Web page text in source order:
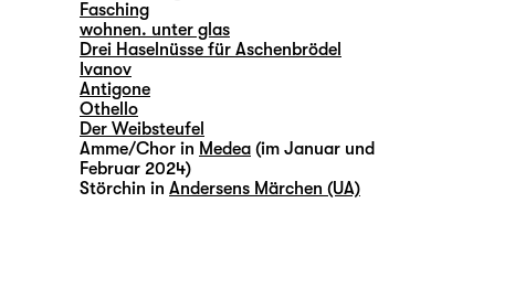
Fasching
wohnen. unter glas
Drei Haselnüsse für Aschenbrödel
Ivanov
Antigone
Othello
Der Weibsteufel
Amme/Chor in Medea (im Januar und
Februar 2024)
Störchin in Andersens Märchen (UA)